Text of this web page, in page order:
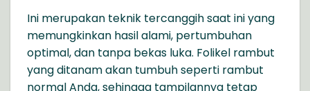
Ini merupakan teknik tercanggih saat ini yang
memungkinkan hasil alami, pertumbuhan
optimal, dan tanpa bekas luka. Folikel rambut
yang ditanam akan tumbuh seperti rambut
normal Anda, sehingga tampilannya tetap